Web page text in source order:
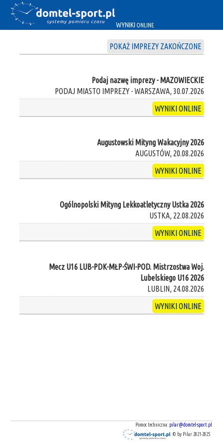
WYNIKI ONLINE
POKAŻ IMPREZY ZAKOŃCZONE
Podaj nazwę imprezy - MAZOWIECKIE
PODAJ MIASTO IMPREZY - WARSZAWA, 30.07.2026
WYNIKI ONLINE
Augustowski Mityng Wakacyjny 2026
AUGUSTÓW, 20.08.2026
WYNIKI ONLINE
Ogólnopolski Mityng Lekkoatletyczny Ustka 2026
USTKA, 22.08.2026
WYNIKI ONLINE
Mecz U16 LUB-PDK-MŁP-ŚWI-POD. Mistrzostwa Woj.
Lubelskiego U16 2026
LUBLIN, 24.08.2026
WYNIKI ONLINE
Pomoc techniczna: pilar@domtel-sport.pl
© by Pilar 2021-2025